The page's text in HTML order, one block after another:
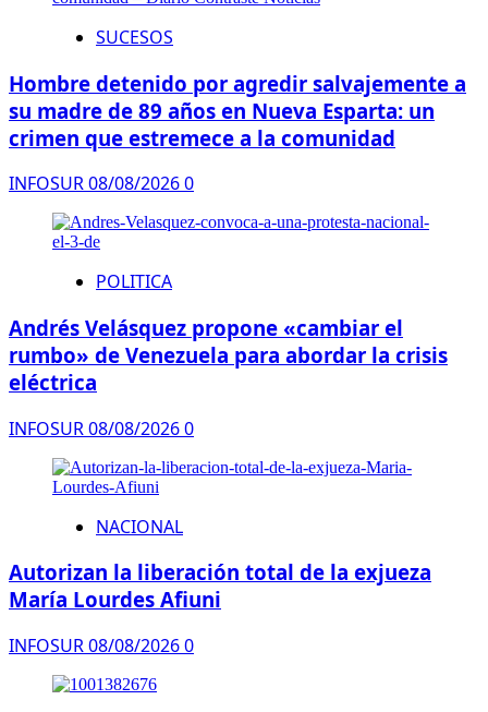
SUCESOS
Hombre detenido por agredir salvajemente a
su madre de 89 años en Nueva Esparta: un
crimen que estremece a la comunidad
INFOSUR08/08/20260
POLITICA
Andrés Velásquez propone «cambiar el
rumbo» de Venezuela para abordar la crisis
eléctrica
INFOSUR08/08/20260
NACIONAL
Autorizan la liberación total de la exjueza
María Lourdes Afiuni
INFOSUR08/08/20260